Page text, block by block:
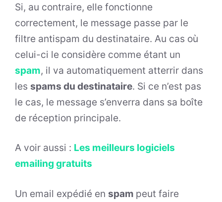
Si, au contraire, elle fonctionne
correctement, le message passe par le
filtre antispam du destinataire. Au cas où
celui-ci le considère comme étant un
spam, il va automatiquement atterrir dans
les spams du destinataire. Si ce n’est pas
le cas, le message s’enverra dans sa boîte
de réception principale.
A voir aussi : Les meilleurs logiciels
emailing gratuits
Un email expédié en spam peut faire